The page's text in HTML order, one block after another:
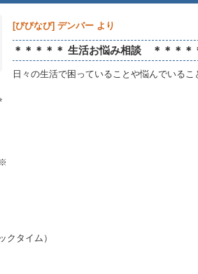
[びびなび] デンバー より
＊＊＊＊＊ 生活お悩み相談 ＊＊＊＊
日々の生活で困っていることや悩んでいるこ
クタイム）